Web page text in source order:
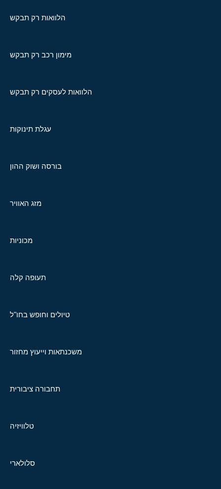
הלוואות רק תבקש
מימון רכב רק תבקש
הלוואות לעסקים רק תבקש
עגלת תינוקות
בורסה ושוק ההון
מזג האוויר
מכוניות
תעופה קלה
טיולים וחופש בחו"ל
משכנתאות וייעוץ מחזור
תחבורה ציבורית
טלוויזיה
סלולארי